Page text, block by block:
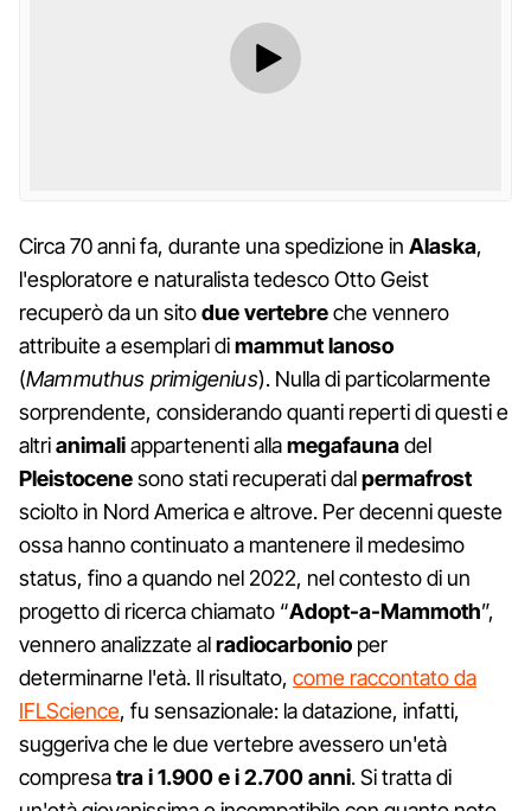
Circa 70 anni fa, durante una spedizione in Alaska,
l'esploratore e naturalista tedesco Otto Geist
recuperò da un sitodue vertebreche vennero
attribuite a esemplari dimammut lanoso
(Mammuthus primigenius). Nulla di particolarmente
sorprendente, considerando quanti reperti di questi e
altrianimaliappartenenti allamegafaunadel
Pleistocenesono stati recuperati dalpermafrost
sciolto in Nord America e altrove. Per decenni queste
ossa hanno continuato a mantenere il medesimo
status, fino a quando nel 2022, nel contesto di un
progetto di ricerca chiamato “Adopt-a-Mammoth”,
vennero analizzate alradiocarbonio per
determinarne l'età. Il risultato, come raccontato da
IFLScience, fu sensazionale: la datazione, infatti,
suggeriva che le due vertebre avessero un'età
compresatra i 1.900 e i 2.700 anni. Si tratta di